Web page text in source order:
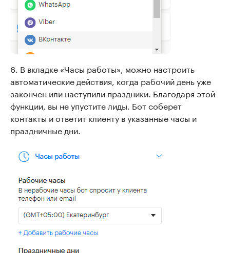
6. В вкладке «Часы работы», можно настроить
автоматические действия, когда рабочий день уже
закончен или наступили праздники. Благодаря этой
функции, вы не упустите лиды. Бот соберет
контакты и ответит клиенту в указанные часы и
праздничные дни.